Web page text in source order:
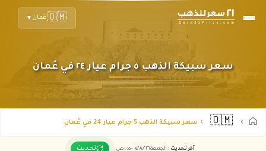
🇴🇲عُمان ▼
سعر سبيكة الذهب ٥ جرام عيار ٢٤ في عُمان
🇴🇲 سعر سبيكة الذهب 5 جرام عيار 24 في عُمان
آخر تحديث : الجمعة ٠٧ /٠٨/٢٠٢٦ - ١٠:٠٥ ص تحديث